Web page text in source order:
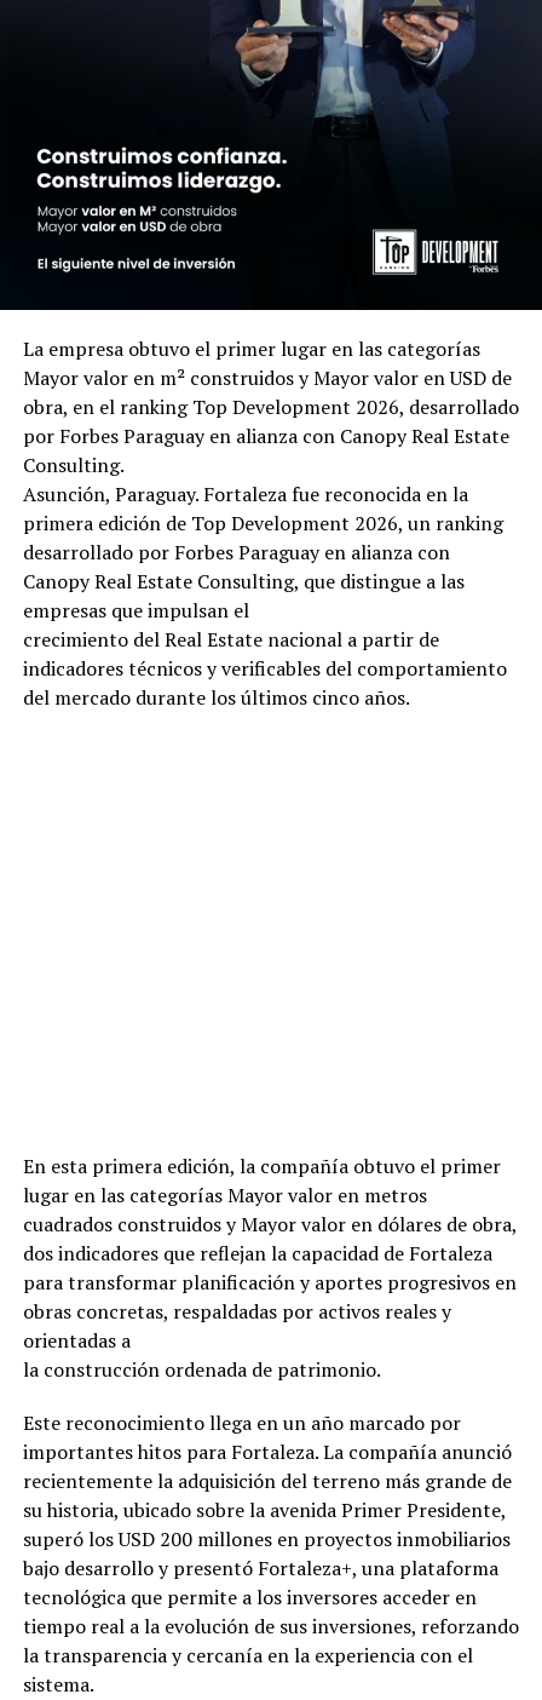
La empresa obtuvo el primer lugar en las categorías
Mayor valor en m² construidos y Mayor valor en USD de
obra, en el ranking Top Development 2026, desarrollado
por Forbes Paraguay en alianza con Canopy Real Estate
Consulting.
Asunción, Paraguay. Fortaleza fue reconocida en la
primera edición de Top Development 2026, un ranking
desarrollado por Forbes Paraguay en alianza con
Canopy Real Estate Consulting, que distingue a las
empresas que impulsan el
crecimiento del Real Estate nacional a partir de
indicadores técnicos y verificables del comportamiento
del mercado durante los últimos cinco años.
En esta primera edición, la compañía obtuvo el primer
lugar en las categorías Mayor valor en metros
cuadrados construidos y Mayor valor en dólares de obra,
dos indicadores que reflejan la capacidad de Fortaleza
para transformar planificación y aportes progresivos en
obras concretas, respaldadas por activos reales y
orientadas a
la construcción ordenada de patrimonio.
Este reconocimiento llega en un año marcado por
importantes hitos para Fortaleza. La compañía anunció
recientemente la adquisición del terreno más grande de
su historia, ubicado sobre la avenida Primer Presidente,
superó los USD 200 millones en proyectos inmobiliarios
bajo desarrollo y presentó Fortaleza+, una plataforma
tecnológica que permite a los inversores acceder en
tiempo real a la evolución de sus inversiones, reforzando
la transparencia y cercanía en la experiencia con el
sistema.